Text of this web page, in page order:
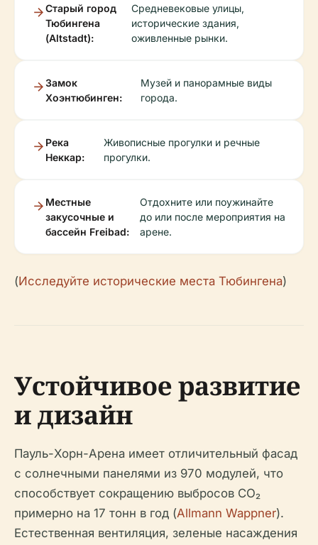
Старый город
Тюбингена
(Altstadt):
Средневековые улицы,
исторические здания,
оживленные рынки.
Замок
Хоэнтюбинген:
Музей и панорамные виды
города.
Река
Неккар:
Живописные прогулки и речные
прогулки.
Местные
закусочные и
бассейн Freibad:
Отдохните или поужинайте
до или после мероприятия на
арене.
(Исследуйте исторические места Тюбингена)
Устойчивое развитие
и дизайн
Пауль-Хорн-Арена имеет отличительный фасад
с солнечными панелями из 970 модулей, что
способствует сокращению выбросов CO₂
примерно на 17 тонн в год (Allmann Wappner).
Естественная вентиляция, зеленые насаждения